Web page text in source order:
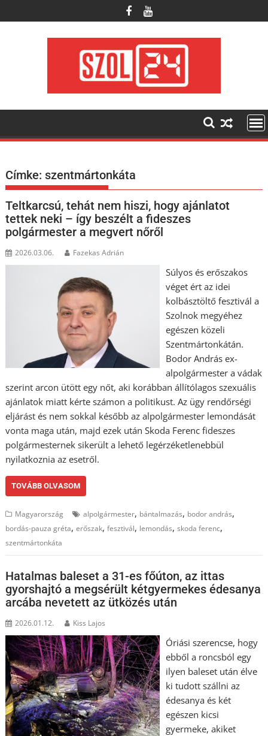
to
Címke:szentmártonkáta
Teltkarcsú, tehát nem hiszi, hogy ajánlatot
tettek neki – így beszélt a fideszes
polgármester a megvert nőről
2026.03.06. Fazekas Adrián
Súlyos és erőszakos
véget ért az idei
kolbásztöltő fesztivál a
Szolnok megyéhez
egészen közeli
Szentmártonkátán.
Bodor András ex-
alpolgármester a vádak
szerint arcon ütött egy nőt, aki korábban állítólagos szexuális
ajánlatok miatt kérte számon a politikust. Az ügy rendőrségi
eljárást és nem sokkal később az alpolgármester lemondását
vonta maga után, majd ezek után Skoda Ferenc fideszes
polgármesternek sikerült a lehető legérzéketlenebbül
nyilatkoznia az esetről.
TOVÁBB OLVASOM
Magyarország alpolgármester, bántalmazás, bodor andrás,
bordás-pauza gréta,erőszak,fesztivál, lemondás,skoda ferenc,
szentmártonkáta
Hatalmas baleset a 31-es főúton, az ittas
gyorshajtó a megsérült kétgyermekes édesanya
arcába nevetett az ütközés után
2026.01.12. Kiss Lajos
Óriási szerencse, hogy
ebből a roncsból egy
ilyen baleset után élve
ki tudott szállni az
édesanya és két
egészen kicsi
gyermeke, akiket